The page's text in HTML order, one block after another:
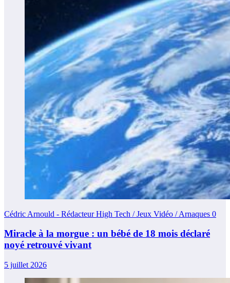
Cédric Arnould - Rédacteur High Tech / Jeux Vidéo / Arnaques 0
Miracle à la morgue : un bébé de 18 mois déclaré
noyé retrouvé vivant
5 juillet 2026